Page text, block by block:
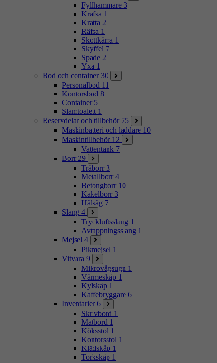
Fyllhammare 3
Krafsa 1
Kratta 2
Räfsa 1
Skottkärra 1
Skyffel 7
Spade 2
Yxa 1
Bod och container 30
Personalbod 11
Kontorsbod 8
Container 5
Slamtoalett 1
Reservdelar och tillbehör 75
Maskinbatteri och laddare 10
Maskintillbehör 12
Vattentank 7
Borr 29
Träborr 3
Metallborr 4
Betongborr 10
Kakelborr 3
Hålsåg 7
Slang 4
Tryckluftsslang 1
Avtappningsslang 1
Mejsel 4
Pikmejsel 1
Vitvara 9
Mikrovågsugn 1
Värmeskåp 1
Kylskåp 1
Kaffebryggare 6
Inventarier 6
Skrivbord 1
Matbord 1
Köksstol 1
Kontorsstol 1
Klädskåp 1
Torkskåp 1